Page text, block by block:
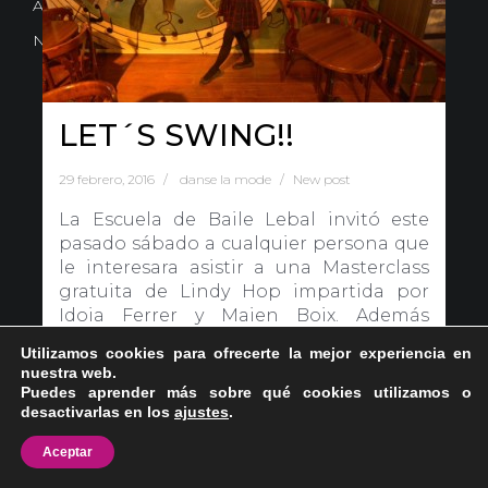
LET´S SWING!!
29 febrero, 2016 danse la mode New post
La Escuela de Baile Lebal invitó este
pasado sábado a cualquier persona que
le interesara asistir a una Masterclass
gratuita de Lindy Hop impartida por
Idoia Ferrer y Maien Boix. Además
Continuar leyendo …
Avd. Comercial 20 Barañain (Navarra)
Nota Legal·Privacidad·Política de Cookies
Utilizamos cookies para ofrecerte la mejor experiencia en
nuestra web.
Puedes aprender más sobre qué cookies utilizamos o
desactivarlas en los ajustes.
Aceptar